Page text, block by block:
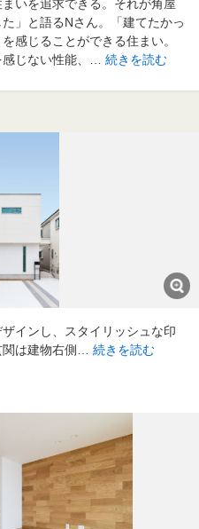
いを追求できる。それが角屋
」と語るNさん。「建てたかっ
感じることができる住まい。
感じない性能、… 続きを読む
インし、スタイリッシュな印
関は建物右側… 続きを読む